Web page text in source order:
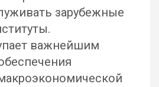
зарубежные
важнейшим